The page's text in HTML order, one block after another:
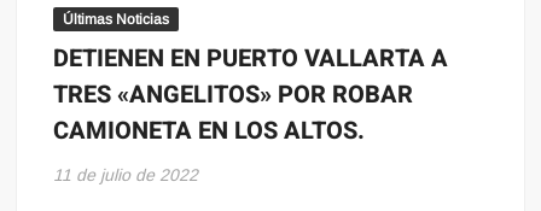
Últimas Noticias
DETIENEN EN PUERTO VALLARTA A
TRES «ANGELITOS» POR ROBAR
CAMIONETA EN LOS ALTOS.
11 de julio de 2022